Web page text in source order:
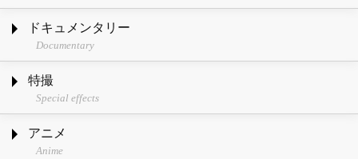
ドキュメンタリー
Documentary
特撮
Special effects
アニメ
Anime